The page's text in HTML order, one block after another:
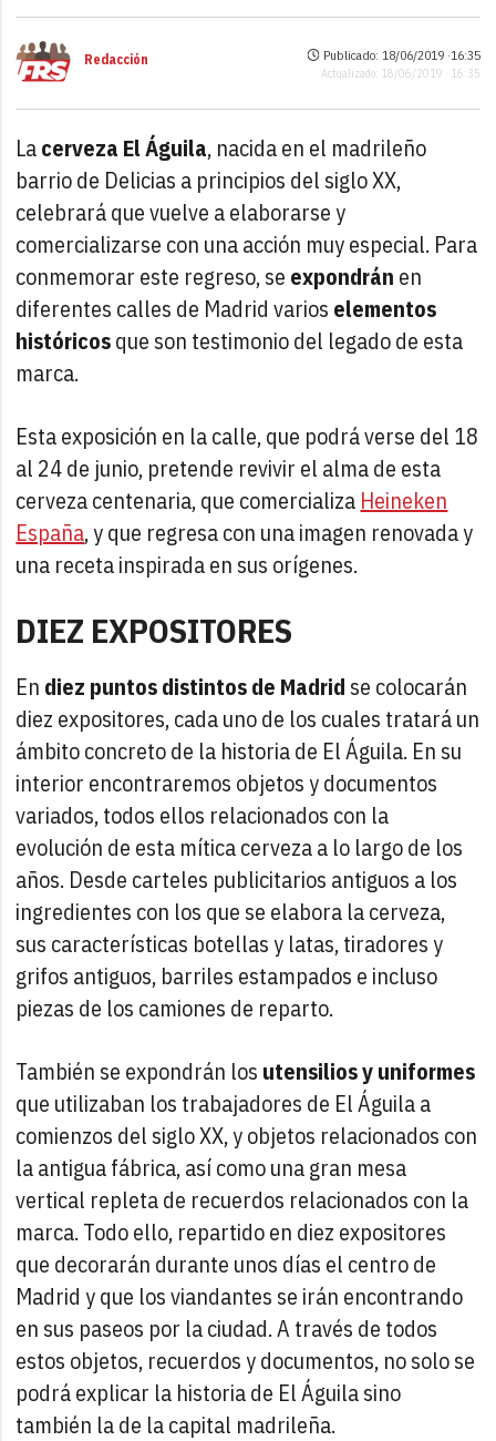
Redacción Publicado: 18/06/2019 ·16:35
Actualizado: 18/06/2019 · 16:35
Lacerveza El Águila, nacida en el madrileño
barrio de Delicias a principios del siglo XX,
celebrará que vuelve a elaborarse y
comercializarse con una acción muy especial. Para
conmemorar este regreso, se expondrán en
diferentes calles de Madrid varios elementos
históricosque son testimonio del legado de esta
marca.
Esta exposición en la calle, que podrá verse del 18
al 24 de junio, pretende revivir el alma de esta
cerveza centenaria, que comercializa Heineken
España, y que regresa con una imagen renovada y
una receta inspirada en sus orígenes.
DIEZ EXPOSITORES
En diez puntos distintos de Madrid se colocarán
diez expositores, cada uno de los cuales tratará un
ámbito concreto de la historia de El Águila. En su
interior encontraremos objetos y documentos
variados, todos ellos relacionados con la
evolución de esta mítica cerveza a lo largo de los
años. Desde carteles publicitarios antiguos a los
ingredientes con los que se elabora la cerveza,
sus características botellas y latas, tiradores y
grifos antiguos, barriles estampados e incluso
piezas de los camiones de reparto.
También se expondrán los utensilios y uniformes
que utilizaban los trabajadores de El Águila a
comienzos del siglo XX, y objetos relacionados con
la antigua fábrica, así como una gran mesa
vertical repleta de recuerdos relacionados con la
marca. Todo ello, repartido en diez expositores
que decorarán durante unos días el centro de
Madrid y que los viandantes se irán encontrando
en sus paseos por la ciudad. A través de todos
estos objetos, recuerdos y documentos, no solo se
podrá explicar la historia de El Águila sino
también la de la capital madrileña.